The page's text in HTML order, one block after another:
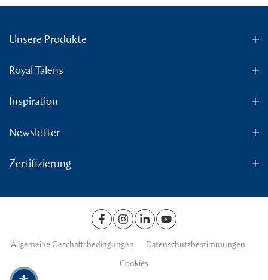
Unsere Produkte
Royal Talens
Inspiration
Newsletter
Zertifizierung
Allgemeine Geschäftsbedingungen
Datenschutzbestimmungen
Cookies